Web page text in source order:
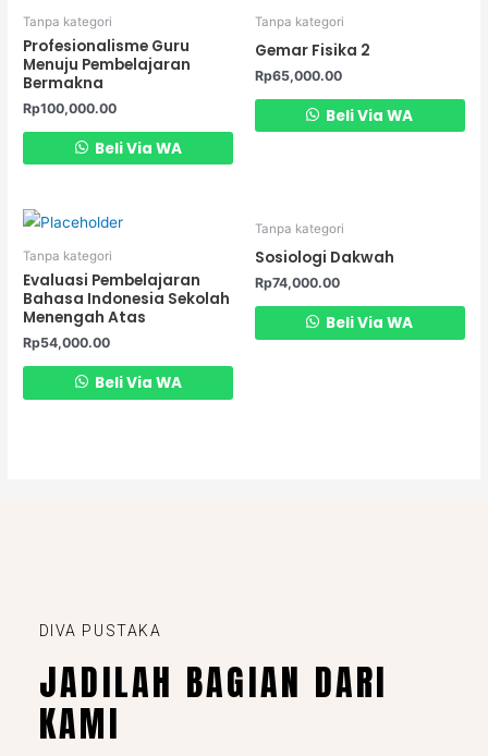
Tanpa kategori
Profesionalisme Guru
Menuju Pembelajaran
Bermakna
Rp100,000.00
Beli Via WA
Tanpa kategori
Gemar Fisika 2
Rp65,000.00
Beli Via WA
Tanpa kategori
Evaluasi Pembelajaran
Bahasa Indonesia Sekolah
Menengah Atas
Rp54,000.00
Beli Via WA
Tanpa kategori
Sosiologi Dakwah
Rp74,000.00
Beli Via WA
DIVA PUSTAKA
JADILAH BAGIAN DARI
KAMI